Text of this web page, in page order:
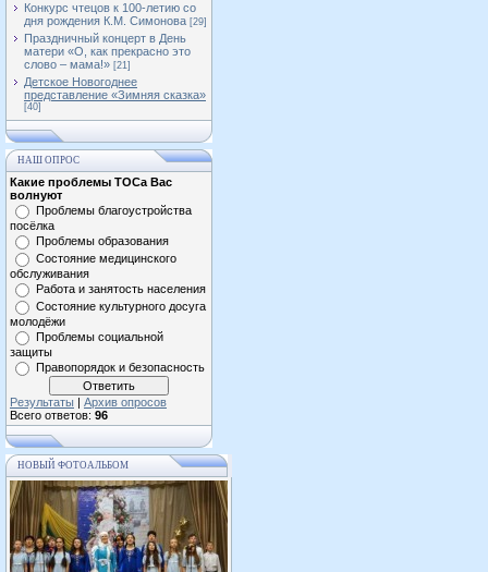
Конкурс чтецов к 100-летию со
дня рождения К.М. Симонова [29]
Праздничный концерт в День
матери «О, как прекрасно это
слово – мама!» [21]
Детское Новогоднее
представление «Зимняя сказка»
[40]
НАШ ОПРОС
Какие проблемы ТОСа Вас
волнуют
Проблемы благоустройства
посёлка
Проблемы образования
Состояние медицинского
обслуживания
Работа и занятость населения
Состояние культурного досуга
молодёжи
Проблемы социальной
защиты
Правопорядок и безопасность
Результаты | Архив опросов
Всего ответов: 96
НОВЫЙ ФОТОАЛЬБОМ